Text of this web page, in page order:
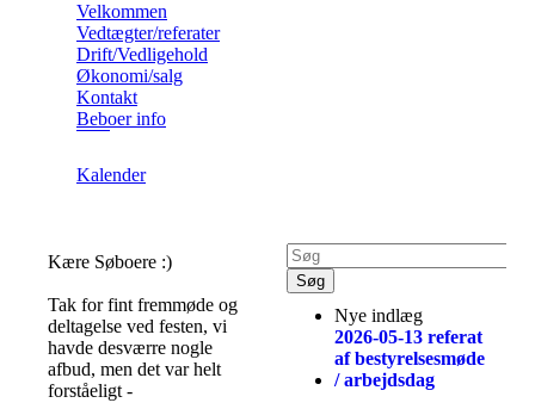
Velkommen
Vedtægter/referater
Drift/Vedligehold
Økonomi/salg
Kontakt
Beboer info
Kalender
Kære Søboere :)
Tak for fint fremmøde og
deltagelse ved festen, vi
havde desværre nogle
afbud, men det var helt
forståeligt -
Nye indlæg
2026-05-13 referat
af bestyrelsesmøde
/ arbejdsdag